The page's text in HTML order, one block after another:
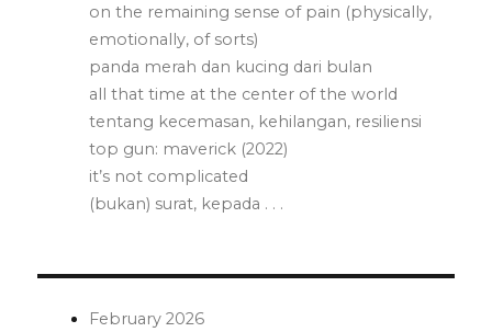
on the remaining sense of pain (physically,
emotionally, of sorts)
panda merah dan kucing dari bulan
all that time at the center of the world
tentang kecemasan, kehilangan, resiliensi
top gun: maverick (2022)
it’s not complicated
(bukan) surat, kepada . . .
February 2026